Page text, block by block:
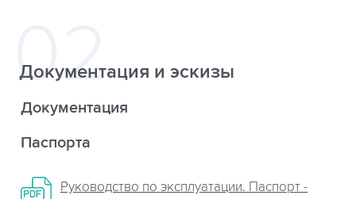
Документация и эскизы
Документация
Паспорта
Руководство по эксплуатации. Паспорт -